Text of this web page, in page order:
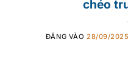
chéo
ĐĂNG VÀO 28/09/2025